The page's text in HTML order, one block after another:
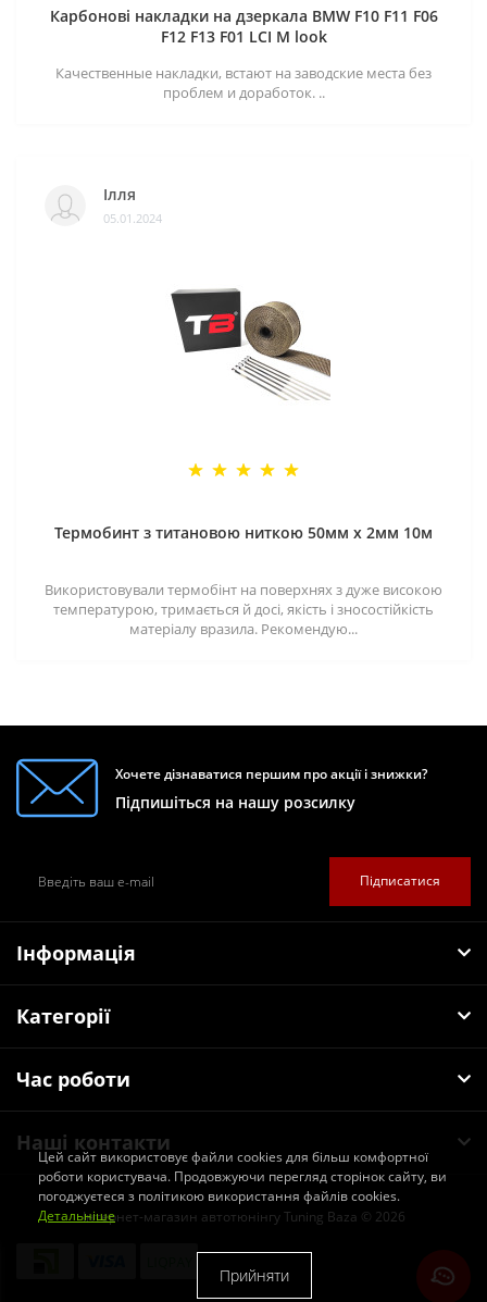
Карбонові накладки на дзеркала BMW F10 F11 F06
F12 F13 F01 LCI M look
Качественные накладки, встают на заводские места без
проблем и доработок. ..
Ілля
05.01.2024
Термобинт з титановою ниткою 50мм х 2мм 10м
Використовували термобінт на поверхнях з дуже високою
температурою, тримається й досі, якість і зносостійкість
матеріалу вразила. Рекомендую...
Хочете дізнаватися першим про акції і знижки?
Підпишіться на нашу розсилку
Підписатися
Інформація
Категорії
Час роботи
Наші контакти
Інтернет-магазин автотюнінгу Tuning Baza © 2026
Цей сайт використовує файли cookies для більш комфортної
роботи користувача. Продовжуючи перегляд сторінок сайту, ви
погоджуєтеся з політикою використання файлів cookies.
Детальніше
Прийняти